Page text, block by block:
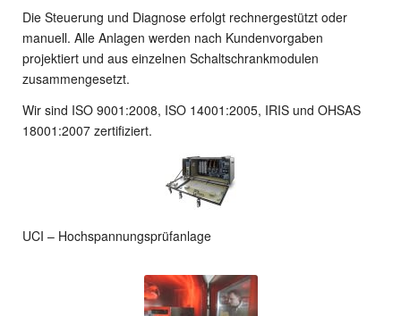
Die Steuerung und Diagnose erfolgt rechnergestützt oder
manuell. Alle Anlagen werden nach Kundenvorgaben
projektiert und aus einzelnen Schaltschrankmodulen
zusammengesetzt.
Wir sind ISO 9001:2008, ISO 14001:2005, IRIS und OHSAS
18001:2007 zertifiziert.
UCI – Hochspannungsprüfanlage